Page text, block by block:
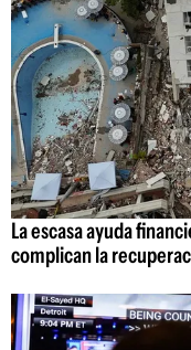
La escasa ayuda
complican la